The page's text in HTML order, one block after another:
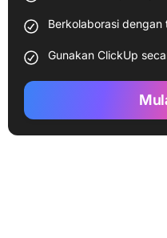
Berkolaborasi dengan
Gunakan ClickUp